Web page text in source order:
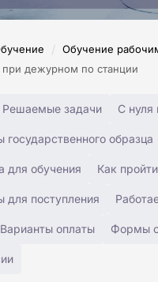
/ Обучение
дежурном по станции
Решаемые задачи С нуля
образца
для обучения Как
для поступления
Варианты оплаты Формы